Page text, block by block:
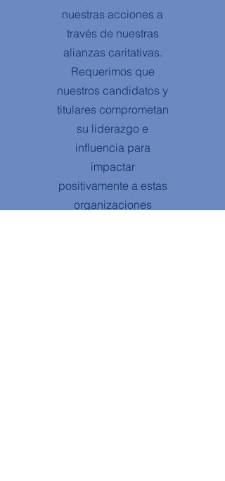
nuestras acciones a
través de nuestras
alianzas caritativas.
Requerimos que
nuestros candidatos y
titulares comprometan
su liderazgo e
influencia para
impactar
positivamente a estas
organizaciones